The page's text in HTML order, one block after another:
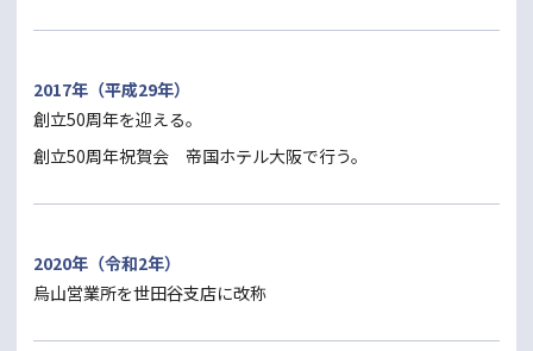
2017年（平成29年）
創立50周年を迎える。
創立50周年祝賀会 帝国ホテル大阪で行う。
2020年（令和2年）
烏山営業所を世田谷支店に改称